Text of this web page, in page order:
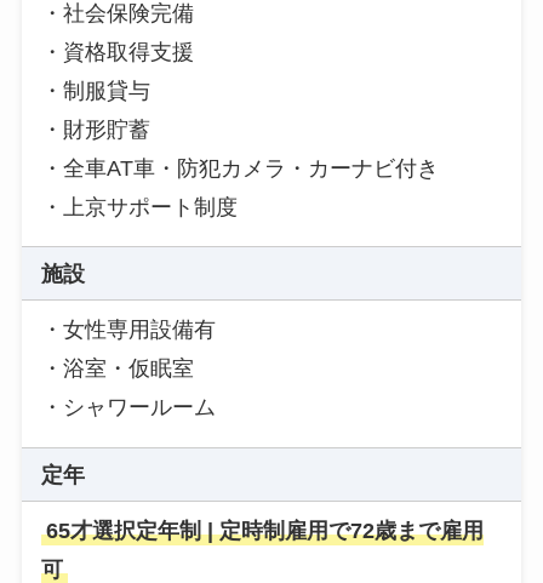
・社会保険完備
・資格取得支援
・制服貸与
・財形貯蓄
・全車AT車・防犯カメラ・カーナビ付き
・上京サポート制度
施設
・女性専用設備有
・浴室・仮眠室
・シャワールーム
定年
65才選択定年制 | 定時制雇用で72歳まで雇用
可